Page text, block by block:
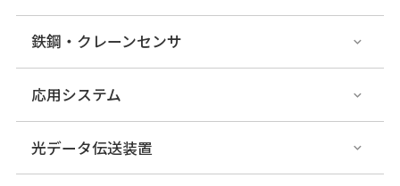
鉄鋼・クレーンセンサ
応用システム
光データ伝送装置